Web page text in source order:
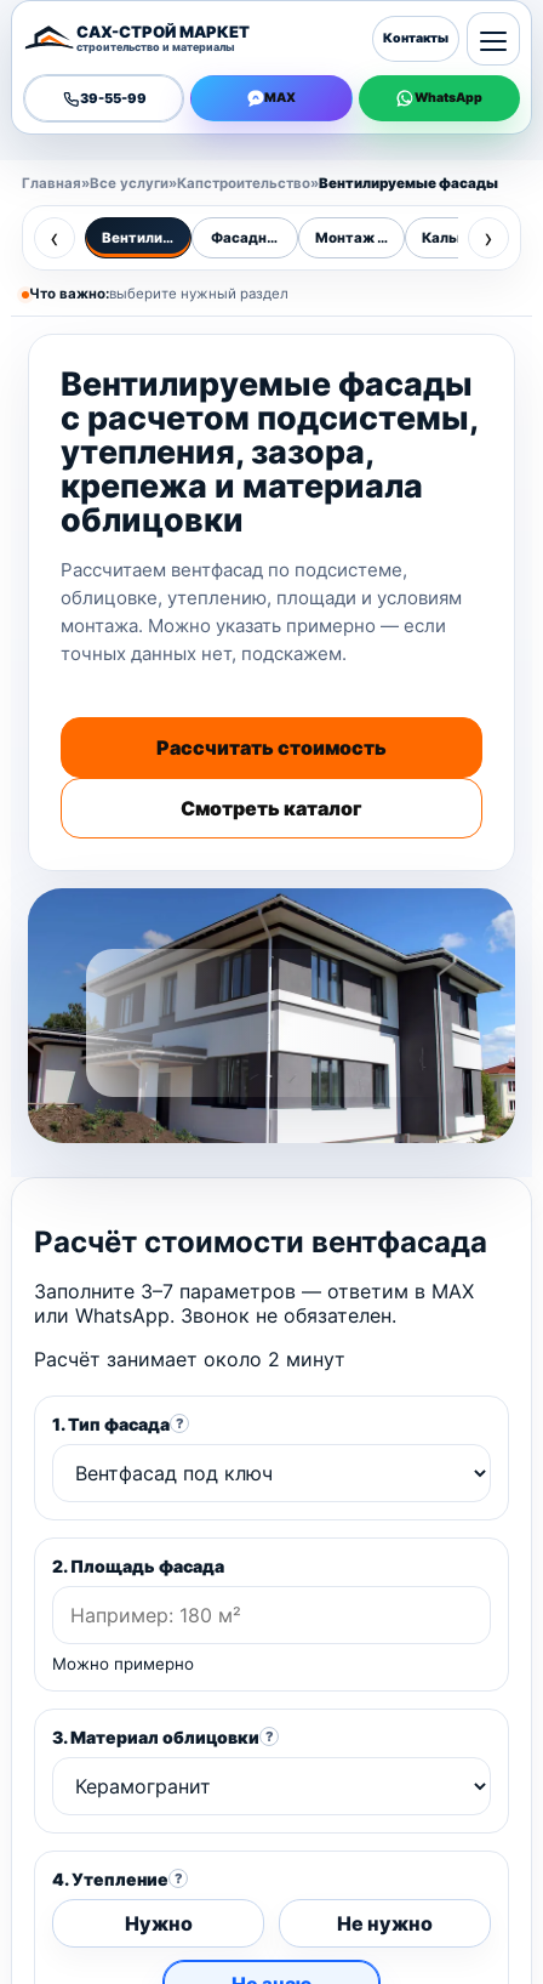
САХ-СТРОЙ МАРКЕТ
строительство и материалы
39-55-99 MAX WhatsApp
Контакты
Главная»Все услуги»Капстроительство»Вентилируемые фасады
‹ Вентилируемые фасадыФасадные работыМонтаж фасадовКалькулятор
›
Что важно:выберите нужный раздел
Вентилируемые фасады
с расчетом подсистемы,
утепления, зазора,
крепежа и материала
облицовки
Рассчитаем вентфасад по подсистеме,
облицовке, утеплению, площади и условиям
монтажа. Можно указать примерно — если
точных данных нет, подскажем.
Рассчитать стоимость
Смотреть каталог
Расчёт стоимости вентфасада
Заполните 3–7 параметров — ответим в MAX
или WhatsApp. Звонок не обязателен.
Расчёт занимает около 2 минут
1. Тип фасада ?
2. Площадь фасада
Можно примерно
3. Материал облицовки ?
4. Утепление ?
Нужно Не нужно